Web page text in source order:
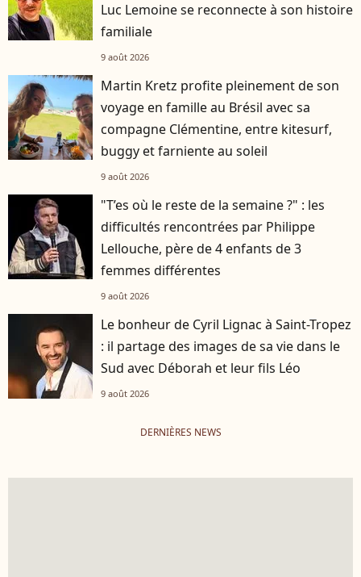
Luc Lemoine se reconnecte à son histoire
familiale
9 août 2026
Martin Kretz profite pleinement de son
voyage en famille au Brésil avec sa
compagne Clémentine, entre kitesurf,
buggy et farniente au soleil
9 août 2026
"T’es où le reste de la semaine ?" : les
difficultés rencontrées par Philippe
Lellouche, père de 4 enfants de 3
femmes différentes
9 août 2026
Le bonheur de Cyril Lignac à Saint-Tropez
: il partage des images de sa vie dans le
Sud avec Déborah et leur fils Léo
9 août 2026
DERNIÈRES NEWS